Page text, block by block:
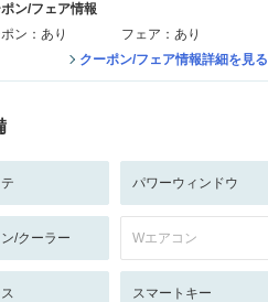
ン/フェア情報
ン：あり
フェア：あり
クーポン/フェア情報詳細を見る
パワーウィンドウ
/クーラー Wエアコン
スマートキー